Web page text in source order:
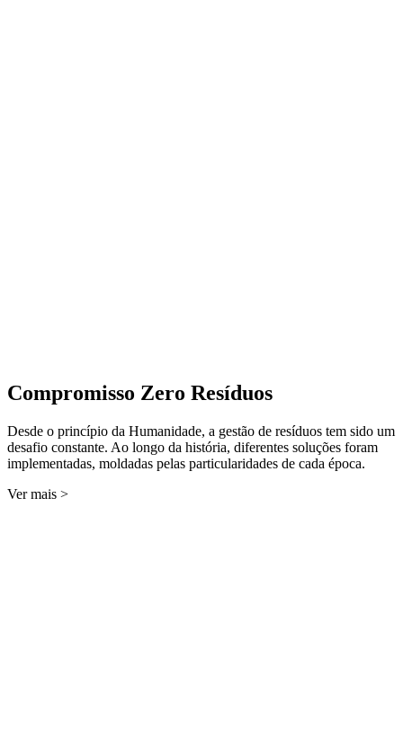
Compromisso Zero Resíduos
Desde o princípio da Humanidade, a gestão de resíduos tem sido um
desafio constante. Ao longo da história, diferentes soluções foram
implementadas, moldadas pelas particularidades de cada época.
Ver mais >